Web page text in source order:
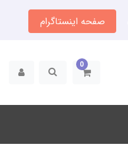
صفحه اینستاگرام
0